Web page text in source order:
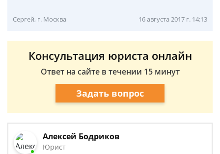
Сергей, г. Москва 16 августа 2017 г. 14:13
Консультация юриста онлайн
Ответ на сайте в течении 15 минут
Задать вопрос
Алексей Бодриков
Юрист